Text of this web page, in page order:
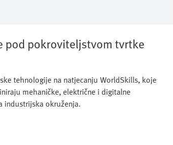
pod pokroviteljstvom tvrtke
tehnologije na natjecanju WorldSkills, koje
mehaničke, električne i digitalne
industrijska okruženja.